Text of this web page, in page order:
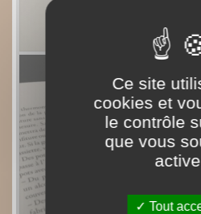
Ce site
cookies et
le contrôle
que vous
Tout